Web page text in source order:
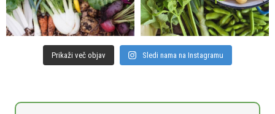
Prikaži več objav Sledi nama na Instagramu